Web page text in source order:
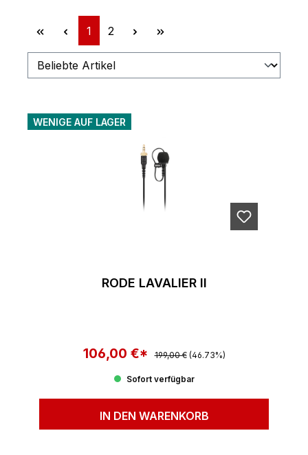
Seite
1 Seite
2
WENIGE AUF LAGER
RODE LAVALIER II
Verkaufspreis:
106,00 €* Regulärer Preis:
199,00 € (46.73%)
Sofort verfügbar
IN DEN WARENKORB